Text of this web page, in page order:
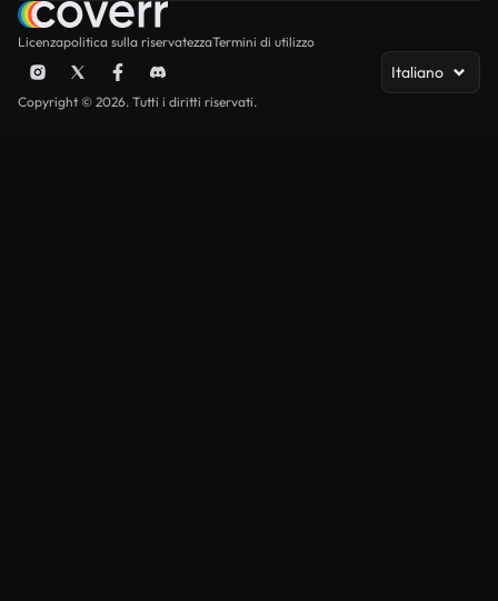
Licenzapolitica sulla riservatezzaTermini di utilizzo
Italiano
Copyright © 2026. Tutti i diritti riservati.